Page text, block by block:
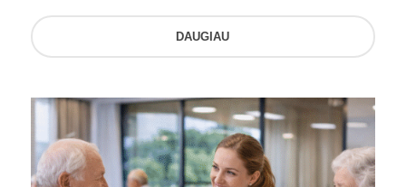
DAUGIAU